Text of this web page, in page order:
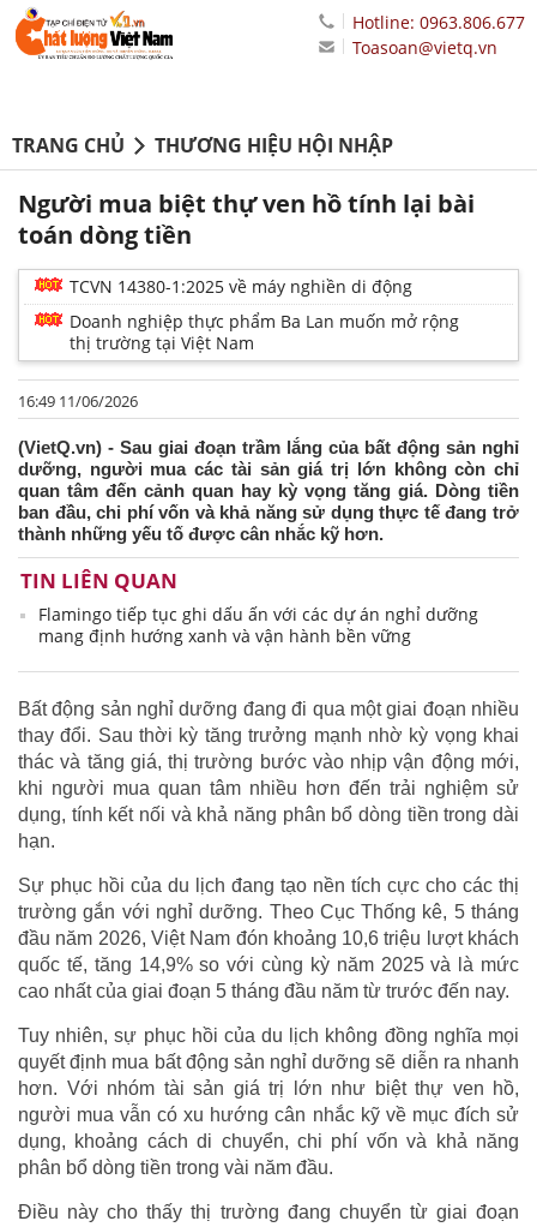
Hotline: 0963.806.677
Toasoan@vietq.vn
TRANG CHỦ THƯƠNG HIỆU HỘI NHẬP
Người mua biệt thự ven hồ tính lại bài
toán dòng tiền
TCVN 14380-1:2025 về máy nghiền di động
Doanh nghiệp thực phẩm Ba Lan muốn mở rộng
thị trường tại Việt Nam
16:49 11/06/2026
(VietQ.vn) - Sau giai đoạn trầm lắng của bất động sản nghỉ
dưỡng, người mua các tài sản giá trị lớn không còn chỉ
quan tâm đến cảnh quan hay kỳ vọng tăng giá. Dòng tiền
ban đầu, chi phí vốn và khả năng sử dụng thực tế đang trở
thành những yếu tố được cân nhắc kỹ hơn.
TIN LIÊN QUAN
Flamingo tiếp tục ghi dấu ấn với các dự án nghỉ dưỡng
mang định hướng xanh và vận hành bền vững
Bất động sản nghỉ dưỡng đang đi qua một giai đoạn nhiều
thay đổi. Sau thời kỳ tăng trưởng mạnh nhờ kỳ vọng khai
thác và tăng giá, thị trường bước vào nhịp vận động mới,
khi người mua quan tâm nhiều hơn đến trải nghiệm sử
dụng, tính kết nối và khả năng phân bổ dòng tiền trong dài
hạn.
Sự phục hồi của du lịch đang tạo nền tích cực cho các thị
trường gắn với nghỉ dưỡng. Theo Cục Thống kê, 5 tháng
đầu năm 2026, Việt Nam đón khoảng 10,6 triệu lượt khách
quốc tế, tăng 14,9% so với cùng kỳ năm 2025 và là mức
cao nhất của giai đoạn 5 tháng đầu năm từ trước đến nay.
Tuy nhiên, sự phục hồi của du lịch không đồng nghĩa mọi
quyết định mua bất động sản nghỉ dưỡng sẽ diễn ra nhanh
hơn. Với nhóm tài sản giá trị lớn như biệt thự ven hồ,
người mua vẫn có xu hướng cân nhắc kỹ về mục đích sử
dụng, khoảng cách di chuyển, chi phí vốn và khả năng
phân bổ dòng tiền trong vài năm đầu.
Điều này cho thấy thị trường đang chuyển từ giai đoạn